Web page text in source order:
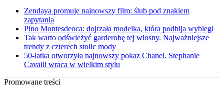
Zendaya promuje najnowszy film: ślub pod znakiem
zapytania
Pino Montesdeoca: dojrzała modelka, która podbija wybiegi
Tak warto odświeżyć garderobę tej wiosny. Najważniejsze
trendy z czterech stolic mody
50-latka otworzyła najnowszy pokaz Chanel. Stephanie
Cavalli wraca w wielkim stylu
Promowane treści